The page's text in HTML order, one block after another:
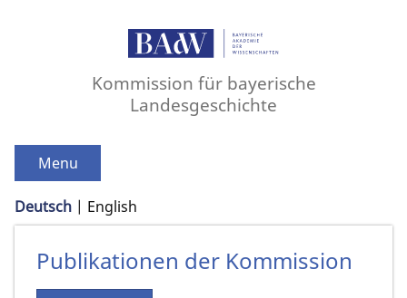
Kommission für bayerische
Landesgeschichte
Menu
Deutsch English
Publikationen der Kommission